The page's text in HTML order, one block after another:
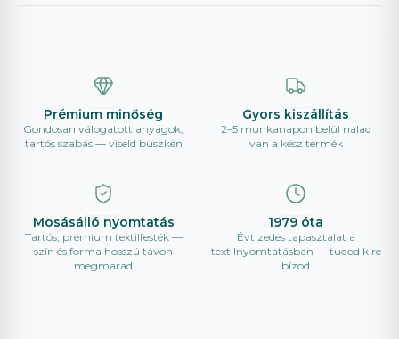
Prémium minőség
Gondosan válogatott anyagok,
tartós szabás — viseld büszkén
Gyors kiszállítás
2–5 munkanapon belül nálad
van a kész termék
Mosásálló nyomtatás
Tartós, prémium textilfesték —
szín és forma hosszú távon
megmarad
1979 óta
Évtizedes tapasztalat a
textilnyomtatásban — tudod kire
bízod